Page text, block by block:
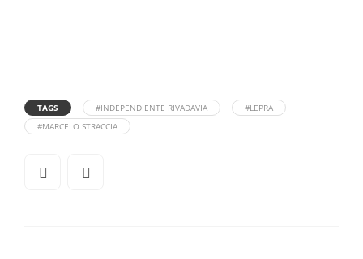
TAGS #INDEPENDIENTE RIVADAVIA
#LEPRA
#MARCELO STRACCIA